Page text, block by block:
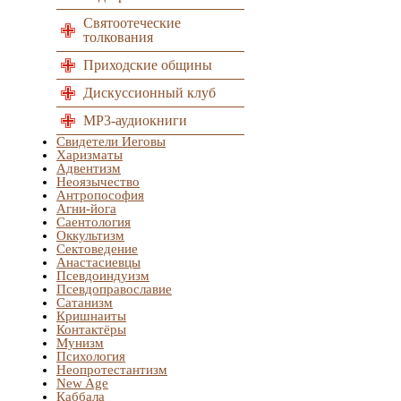
Святоотеческие
толкования
Приходские общины
Дискуссионный клуб
MP3-аудиокниги
Свидетели Иеговы
Харизматы
Адвентизм
Неоязычество
Антропософия
Агни-йога
Саентология
Оккультизм
Сектоведение
Анастасиевцы
Псевдоиндуизм
Псевдоправославие
Сатанизм
Кришнаиты
Контактёры
Мунизм
Психология
Неопротестантизм
New Age
Каббала